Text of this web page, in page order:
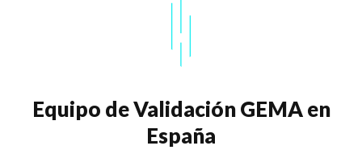
Equipo de Validación GEMA en
España